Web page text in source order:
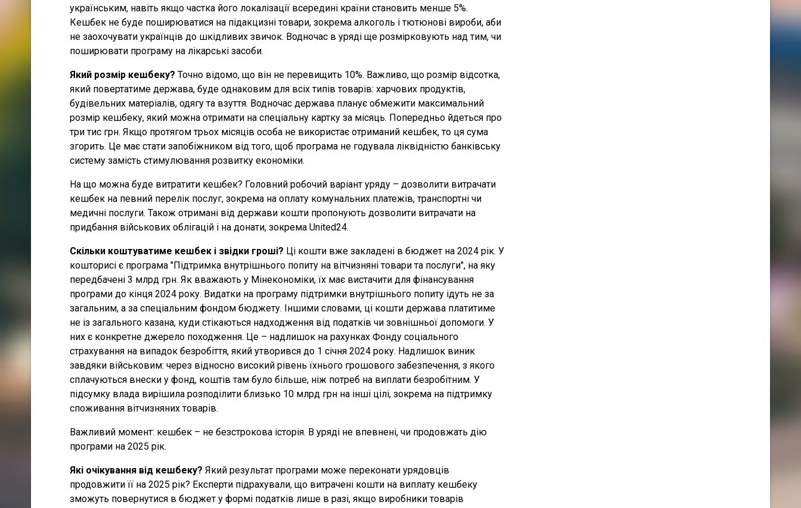
українським, навіть якщо частка його локалізації всередині країни становить менше 5%.
Кешбек не буде поширюватися на підакцизні товари, зокрема алкоголь і тютюнові вироби, аби
не заохочувати українців до шкідливих звичок. Водночас в уряді ще розмірковують над тим, чи
поширювати програму на лікарські засоби.
Який розмір кешбеку? Точно відомо, що він не перевищить 10%. Важливо, що розмір відсотка,
який повертатиме держава, буде однаковим для всіх типів товарів: харчових продуктів,
будівельних матеріалів, одягу та взуття. Водночас держава планує обмежити максимальний
розмір кешбеку, який можна отримати на спеціальну картку за місяць. Попередньо йдеться про
три тис грн. Якщо протягом трьох місяців особа не використає отриманий кешбек, то ця сума
згорить. Це має стати запобіжником від того, щоб програма не годувала ліквідністю банківську
систему замість стимулювання розвитку економіки.
На що можна буде витратити кешбек? Головний робочий варіант уряду – дозволити витрачати
кешбек на певний перелік послуг, зокрема на оплату комунальних платежів, транспортні чи
медичні послуги. Також отримані від держави кошти пропонують дозволити витрачати на
придбання військових облігацій і на донати, зокрема United24.
Скільки коштуватиме кешбек і звідки гроші? Ці кошти вже закладені в бюджет на 2024 рік. У
кошторисі є програма "Підтримка внутрішнього попиту на вітчизняні товари та послуги", на яку
передбачені 3 млрд грн. Як вважають у Мінекономіки, їх має вистачити для фінансування
програми до кінця 2024 року. Видатки на програму підтримки внутрішнього попиту ідуть не за
загальним, а за спеціальним фондом бюджету. Іншими словами, ці кошти держава платитиме
не із загального казана, куди стікаються надходження від податків чи зовнішньої допомоги. У
них є конкретне джерело походження. Це – надлишок на рахунках Фонду соціального
страхування на випадок безробіття, який утворився до 1 січня 2024 року. Надлишок виник
завдяки військовим: через відносно високий рівень їхнього грошового забезпечення, з якого
сплачуються внески у фонд, коштів там було більше, ніж потреб на виплати безробітним. У
підсумку влада вирішила розподілити близько 10 млрд грн на інші цілі, зокрема на підтримку
споживання вітчизняних товарів.
Важливий момент: кешбек – не безстрокова історія. В уряді не впевнені, чи продовжать дію
програми на 2025 рік.
Які очікування від кешбеку? Який результат програми може переконати урядовців
продовжити її на 2025 рік? Експерти підрахували, що витрачені кошти на виплату кешбеку
зможуть повернутися в бюджет у формі податків лише в разі, якщо виробники товарів